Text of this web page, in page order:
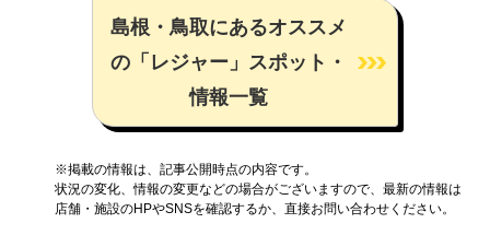
島根・鳥取にあるオススメ
の「レジャー」スポット・
情報一覧
※掲載の情報は、記事公開時点の内容です。
状況の変化、情報の変更などの場合がございますので、最新の情報は
店舗・施設のHPやSNSを確認するか、直接お問い合わせください。